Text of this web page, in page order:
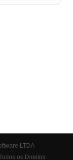
LTDA
os Direitos